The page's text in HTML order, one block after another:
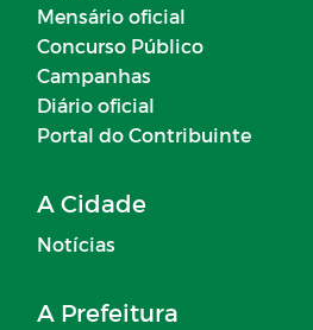
Mensário oficial
Concurso Público
Campanhas
Diário oficial
Portal do Contribuinte
A Cidade
Notícias
A Prefeitura